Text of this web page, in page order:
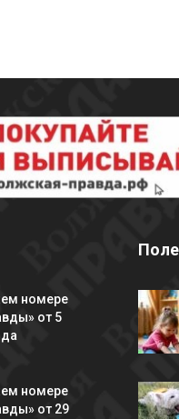
номере
от 5
номере
от 29